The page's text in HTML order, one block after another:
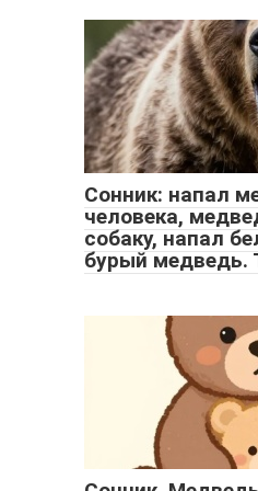
Сонник: напал
человека,
собаку, напал
бурый медведь.